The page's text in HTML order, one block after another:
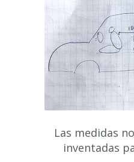
Las medidas
inventadas